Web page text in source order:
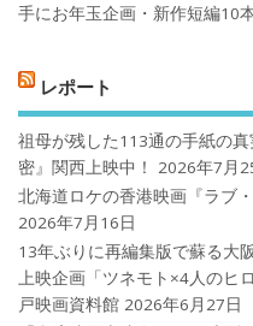
手にお年玉企画・新作短編10
レポート
祖母が残した113通の手紙の
密』関西上映中！
2026年7月
北海道ロケの香港映画『ラブ
2026年7月16日
13年ぶりに再編集版で蘇る大
上映企画「ツネモト×4人のヒ
戸映画資料館 2026年6月27日